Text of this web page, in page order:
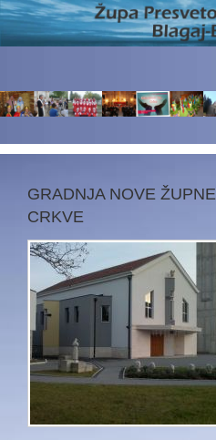
GRADNJA NOVE ŽUPNE
CRKVE